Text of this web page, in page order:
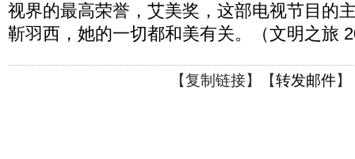
视界的最高荣誉，艾美奖，这部电视节目的
靳羽西，她的一切都和美有关。（文明之旅
【复制链接】【转发邮件】